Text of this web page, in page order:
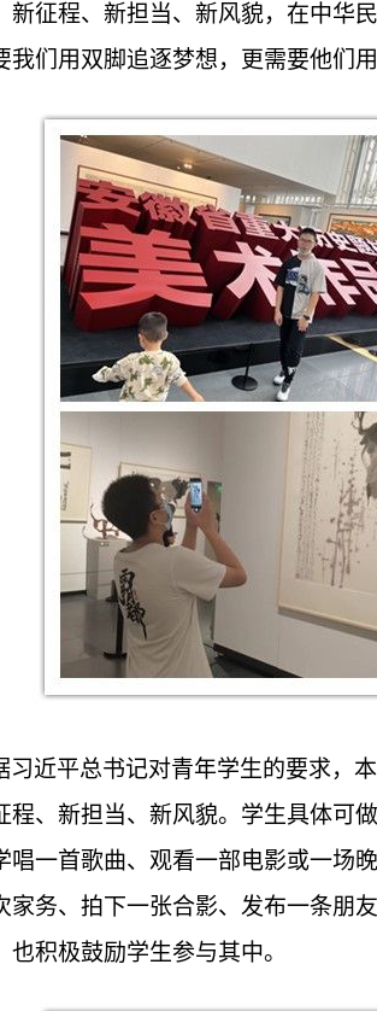
新征程、新担当、新风貌，在中华
我们用双脚追逐梦想，更需要他们
习近平总书记对青年学生的要求，
程、新担当、新风貌。学生具体可
唱一首歌曲、观看一部电影或一场
家务、拍下一张合影、发布一条朋
也积极鼓励学生参与其中。